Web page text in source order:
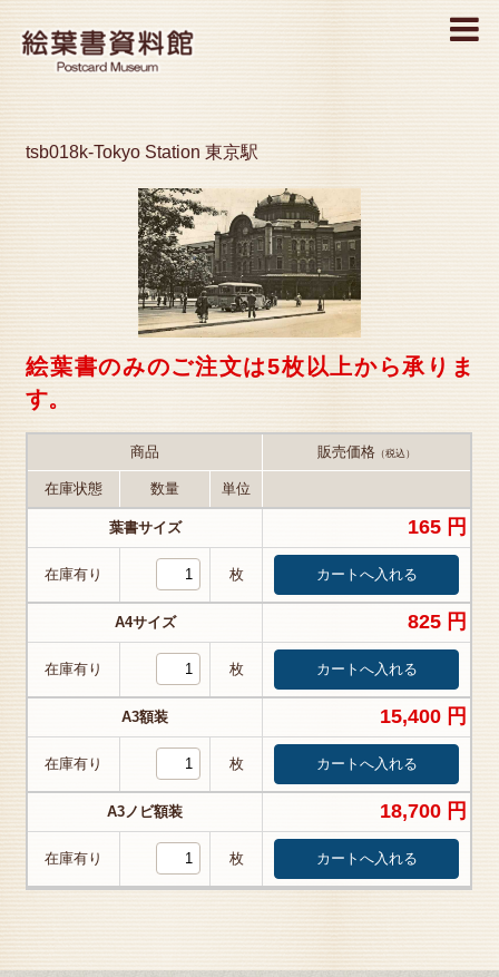
MENU
tsb018k-Tokyo Station 東京駅
絵葉書のみのご注文は5枚以上から承りま
す。
商品 販売価格 （税込）
在庫状態 数量 単位
葉書サイズ 165 円
在庫有り 枚
A4サイズ 825 円
在庫有り 枚
A3額装 15,400 円
在庫有り 枚
A3ノビ額装 18,700 円
在庫有り 枚